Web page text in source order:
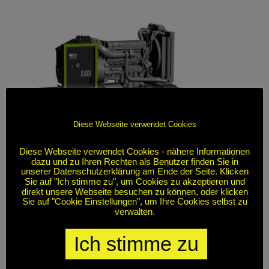
Diese Webseite verwendet Cookies
Diese Webseite verwendet Cookies - nähere Informationen
dazu und zu Ihren Rechten als Benutzer finden Sie in
unserer Datenschutzerklärung am Ende der Seite. Klicken
Sie auf "Ich stimme zu", um Cookies zu akzeptieren und
direkt unsere Webseite besuchen zu können, oder klicken
Sie auf "Cookie Einstellungen", um Ihre Cookies selbst zu
verwalten.
Ich stimme zu